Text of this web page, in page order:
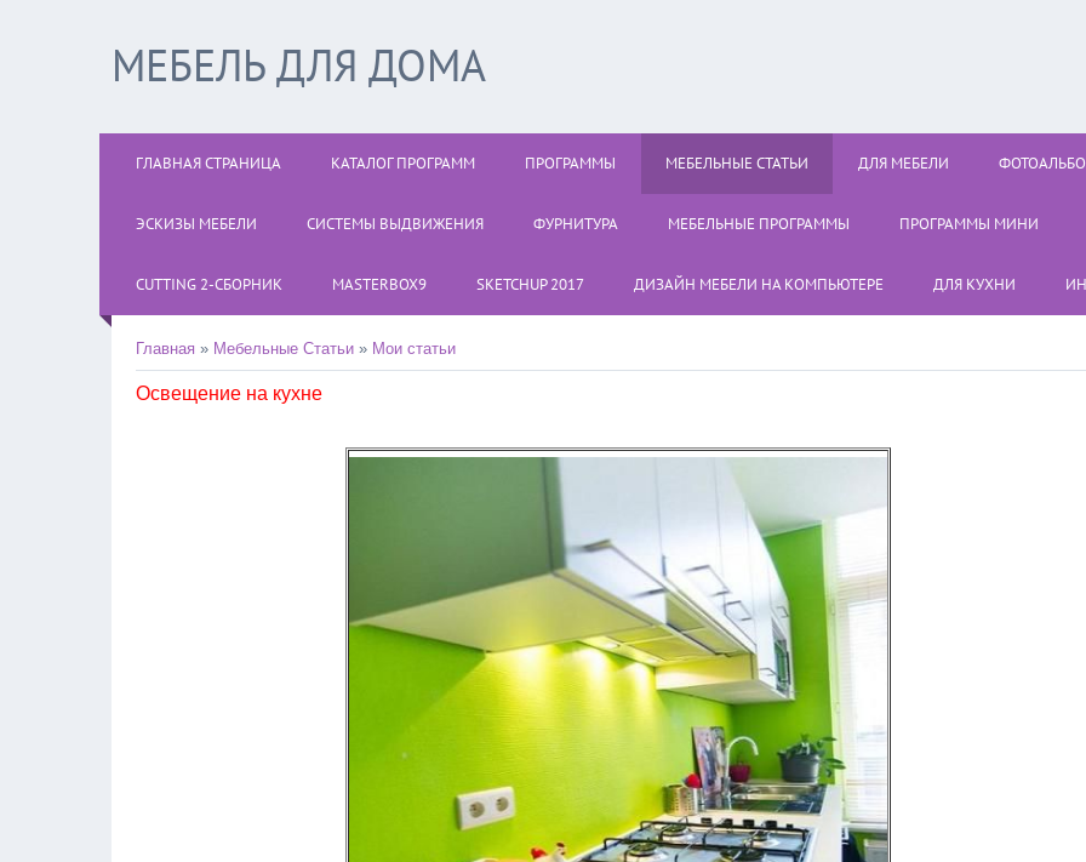
МЕБЕЛЬ ДЛЯ ДОМА
ГЛАВНАЯ СТРАНИЦА КАТАЛОГ ПРОГРАММ ПРОГРАММЫ МЕБЕЛЬНЫЕ СТАТЬИ ДЛЯ МЕБЕЛИ
ЭСКИЗЫ МЕБЕЛИ СИСТЕМЫ ВЫДВИЖЕНИЯ ФУРНИТУРА МЕБЕЛЬНЫЕ ПРОГРАММЫ ПРОГРАММЫ МИНИ
CUTTING 2-СБОРНИК MASTERBOX9 SKETCHUP 2017 ДИЗАЙН МЕБЕЛИ НА КОМПЬЮТЕРЕ ДЛЯ КУХНИ
Главная » Мебельные Статьи » Мои статьи
Освещение на кухне